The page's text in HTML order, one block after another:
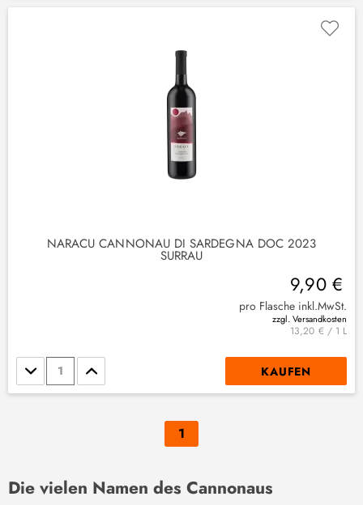
NARACU CANNONAU DI SARDEGNA DOC 2023
SURRAU
9,90 €
pro Flasche inkl.MwSt.
zzgl. Versandkosten
13,20 € / 1 L
Stückzahl KAUFEN
1
Die vielen Namen des Cannonaus